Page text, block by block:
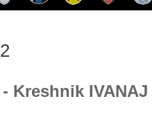
Kreshnik IVANAJ